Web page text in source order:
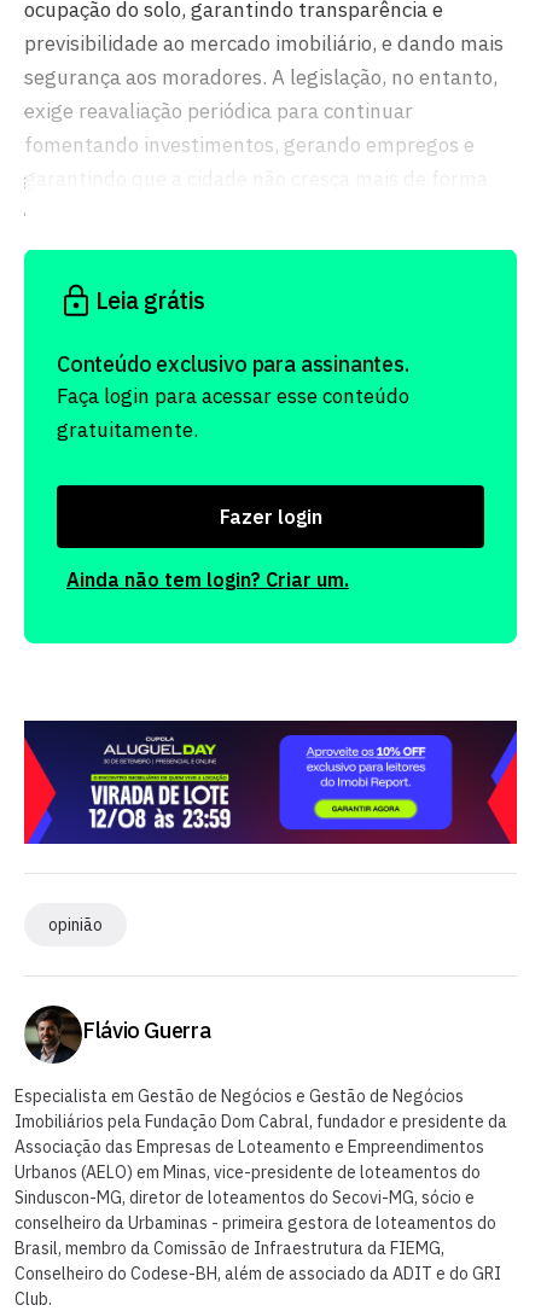
ocupação do solo, garantindo transparência e
previsibilidade ao mercado imobiliário, e dando mais
segurança aos moradores. A legislação, no entanto,
exige reavaliação periódica para continuar
fomentando investimentos, gerando empregos e
garantindo que a cidade não cresça mais de forma
desordenada.
Leia grátis
Conteúdo exclusivo para assinantes.
Faça login para acessar esse conteúdo
gratuitamente.
Fazer login
Ainda não tem login? Criar um.
opinião
Flávio Guerra
Especialista em Gestão de Negócios e Gestão de Negócios
Imobiliários pela Fundação Dom Cabral, fundador e presidente da
Associação das Empresas de Loteamento e Empreendimentos
Urbanos (AELO) em Minas, vice-presidente de loteamentos do
Sinduscon-MG, diretor de loteamentos do Secovi-MG, sócio e
conselheiro da Urbaminas - primeira gestora de loteamentos do
Brasil, membro da Comissão de Infraestrutura da FIEMG,
Conselheiro do Codese-BH, além de associado da ADIT e do GRI
Club.